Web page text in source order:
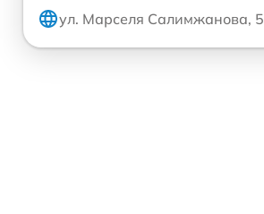
ул. Марселя Салимжанова, 5